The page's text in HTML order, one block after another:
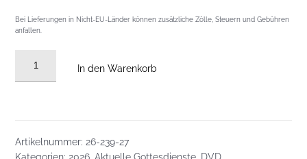
Bei Lieferungen in Nicht-EU-Länder können zusätzliche Zölle, Steuern und Gebühren
anfallen.
tiefe
In den Warenkorb
Artikelnummer: 26-239-27